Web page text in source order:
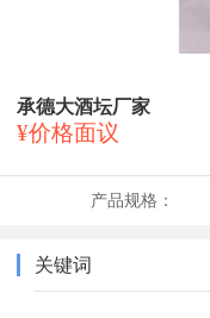
承德大酒坛厂家
¥价格面议
产品规格：
关键词